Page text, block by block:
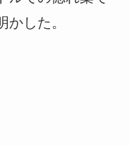
した。